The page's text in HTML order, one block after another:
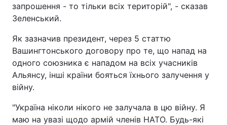
запрошення - то тільки всіх територій", - сказав
Зеленський.
Як зазначив президент, через 5 статтю
Вашингтонського договору про те, що напад на
одного союзника є нападом на всіх учасників
Альянсу, інші країни бояться їхнього залучення у
війну.
"Україна ніколи нікого не залучала в цю війну. Я
маю на увазі щодо армій членів НАТО. Будь-які